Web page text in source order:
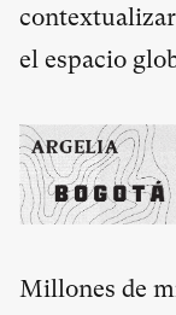
el espacio
Millones de